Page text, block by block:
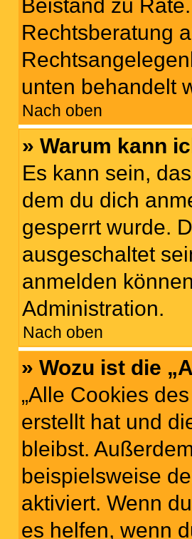
Beistand zu
Rechtsberatung
unten behandelt
Nach oben
» Warum kann
Es kann sein,
dem du dich
gesperrt wurde.
ausgeschaltet
anmelden
Administration.
Nach oben
» Wozu ist die
„Alle Cookies
erstellt hat und
bleibst.
beispielsweise
aktiviert. Wenn
es helfen, wenn